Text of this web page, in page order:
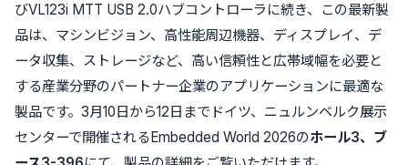
びVL123i MTT USB 2.0ハブコントローラに続き、この最新製
品は、マシンビジョン、高性能周辺機器、ディスプレイ、デ
ータ収集、ストレージなど、高い信頼性と広帯域幅を必要と
する産業分野のパートナー企業のアプリケーションに最適な
製品です。3月10日から12日までドイツ、ニュルンベルク展示
センターで開催されるEmbedded World 2026のホール3、ブ